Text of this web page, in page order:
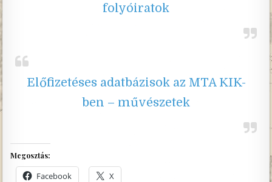
folyóiratok
Előfizetéses adatbázisok az MTA KIK-
ben – művészetek
Megosztás:
Facebook X